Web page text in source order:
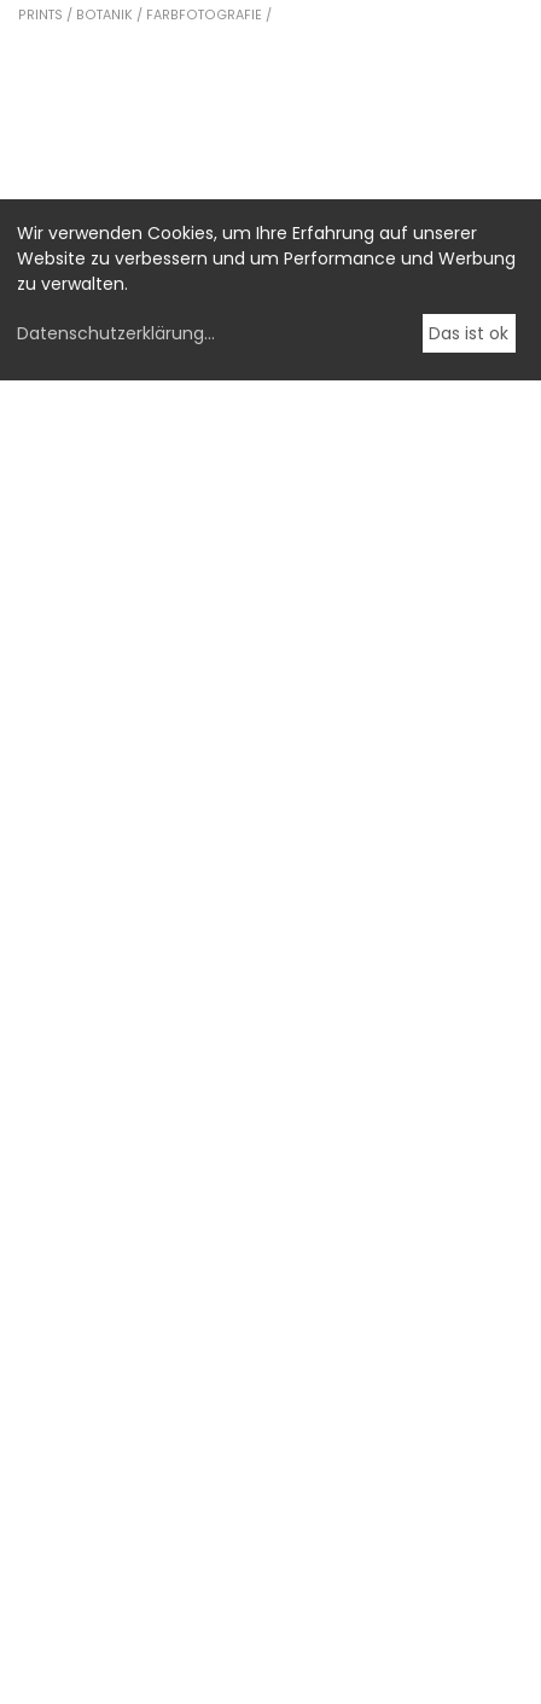
PRINTS / BOTANIK / FARBFOTOGRAFIE /
Wir verwenden Cookies, um Ihre Erfahrung auf unserer
Website zu verbessern und um Performance und Werbung
zu verwalten.
Datenschutzerklärung... Das ist ok